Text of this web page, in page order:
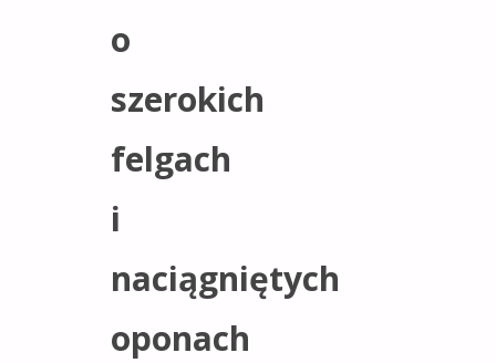
o
szerokich
felgach
i
naciągniętych
oponach